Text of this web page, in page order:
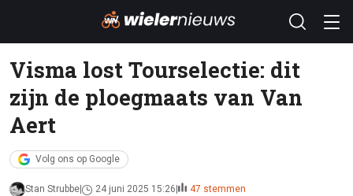
Visma lost Tourselectie: dit
zijn de ploegmaats van Van
Aert
Volg ons op Google
Stan Strubbe 24 juni 2025 15:26 47 stemmen